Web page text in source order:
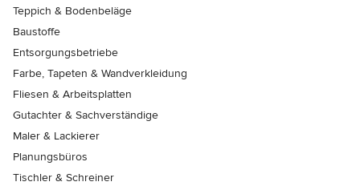
Teppich & Bodenbeläge
Baustoffe
Entsorgungsbetriebe
Farbe, Tapeten & Wandverkleidung
Fliesen & Arbeitsplatten
Gutachter & Sachverständige
Maler & Lackierer
Planungsbüros
Tischler & Schreiner